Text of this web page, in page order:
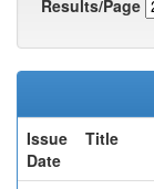
Results/Page
Issue
Date
Title